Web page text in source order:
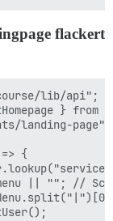
flackert
lib/api";
}
landing-page";
{
|| ""; //